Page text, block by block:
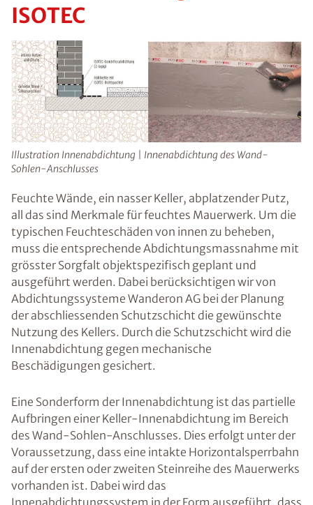
ISOTEC
Illustration Innenabdichtung | Innenabdichtung des Wand-
Sohlen-Anschlusses
Feuchte Wände, ein nasser Keller, abplatzender Putz,
all das sind Merkmale für feuchtes Mauerwerk. Um die
typischen Feuchteschäden von innen zu beheben,
muss die entsprechende Abdichtungsmassnahme mit
grösster Sorgfalt objektspezifisch geplant und
ausgeführt werden. Dabei berücksichtigen wir von
Abdichtungssysteme Wanderon AG bei der Planung
der abschliessenden Schutzschicht die gewünschte
Nutzung des Kellers. Durch die Schutzschicht wird die
Innenabdichtung gegen mechanische
Beschädigungen gesichert.
Eine Sonderform der Innenabdichtung ist das partielle
Aufbringen einer Keller-Innenabdichtung im Bereich
des Wand-Sohlen-Anschlusses. Dies erfolgt unter der
Voraussetzung, dass eine intakte Horizontalsperrbahn
auf der ersten oder zweiten Steinreihe des Mauerwerks
vorhanden ist. Dabei wird das
Innenabdichtungssystem in der Form ausgeführt, dass